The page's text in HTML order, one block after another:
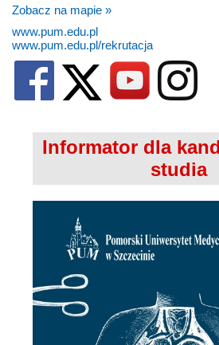
Zobacz na mapie »
www.pum.edu.pl
www.pum.edu.pl/rekrutacja
Informator dla
studia